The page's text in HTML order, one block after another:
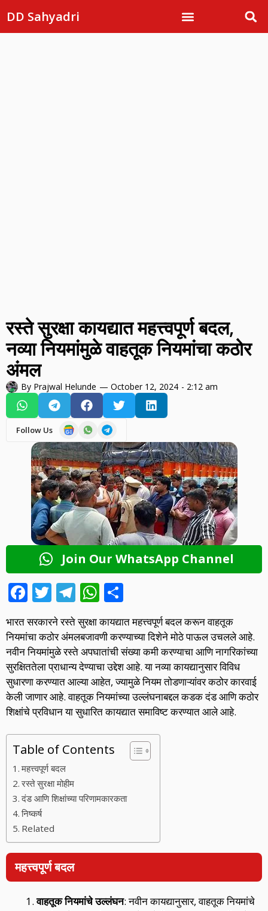
DD Sahyadri
रस्ते सुरक्षा कायद्यात महत्त्वपूर्ण बदल,
नव्या नियमांमुळे वाहतूक नियमांचा कठोर
अंमल
By Prajwal Helunde — October 12, 2024 - 2:12 am
Follow Us
Join Our WhatsApp Channel
F
e
b
o
o
k
T
w
itt
er
T
e
gr
a
m
W
at
s
A
p
p
ar
e
भारत सरकारने रस्ते सुरक्षा कायद्यात महत्त्वपूर्ण बदल करून वाहतूक
नियमांचा कठोर अंमलबजावणी करण्याच्या दिशेने मोठे पाऊल उचलले आहे.
नवीन नियमांमुळे रस्ते अपघातांची संख्या कमी करण्याचा आणि नागरिकांच्या
सुरक्षिततेला प्राधान्य देण्याचा उद्देश आहे. या नव्या कायद्यानुसार विविध
सुधारणा करण्यात आल्या आहेत, ज्यामुळे नियम तोडणाऱ्यांवर कठोर कारवाई
केली जाणार आहे. वाहतूक नियमांच्या उल्लंघनाबद्दल कडक दंड आणि कठोर
शिक्षांचे प्रविधान या सुधारित कायद्यात समाविष्ट करण्यात आले आहे.
Table of Contents
महत्त्वपूर्ण बदल
रस्ते सुरक्षा मोहीम
दंड आणि शिक्षांच्या परिणामकारकता
निष्कर्ष
Related
महत्त्वपूर्ण बदल
वाहतूक नियमांचे उल्लंघन: नवीन कायद्यानुसार, वाहतूक नियमांचे